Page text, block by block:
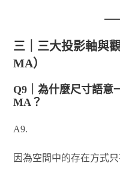
三｜三大投影軸與
MA）
Q9｜為什麼尺寸語意
MA？
A9.
因為空間中的存在方式只